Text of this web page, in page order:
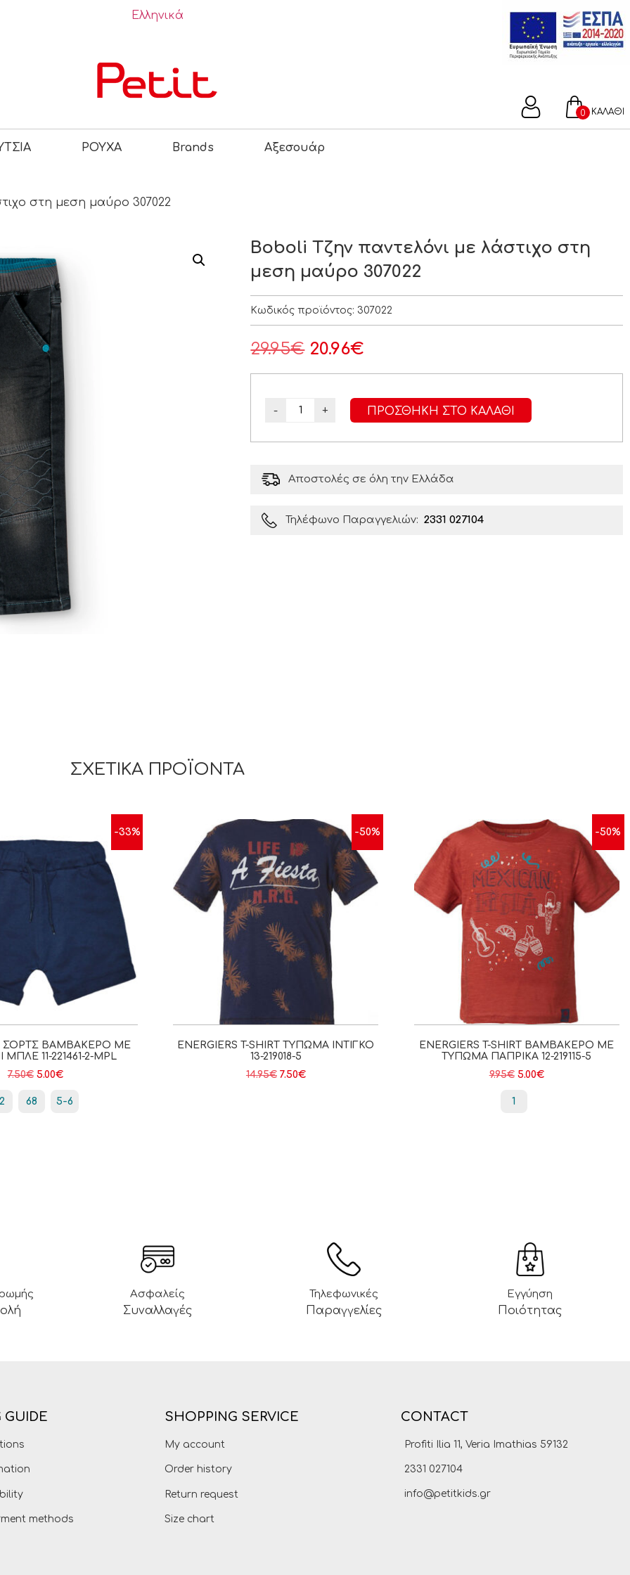
Ελληνικά
ΚΑΛΑΘΙ
0
ΡΟΥΧΑ Brands Αξεσουάρ
στη μεση μαύρο 307022
Boboli Τζην παντελόνι με λάστιχο στη
μεση μαύρο 307022
Κωδικός προϊόντος: 307022
29.95€ 20.96€
- + ΠΡΟΣΘΉΚΗ ΣΤΟ ΚΑΛΆΘΙ
Αποστολές σε όλη την Ελλάδα
Τηλέφωνο Παραγγελιών: 2331 027104
ΣΧΕΤΙΚΆ ΠΡΟΪΌΝΤΑ
-33%
ΣΟΡΤΣ ΒΑΜΒΑΚΕΡΌ ΜΕ
11-221461-2-MPL
7.50€ 5.00€
68 5-6
-50%
ENERGIERS T-SHIRT ΤΎΠΩΜΑ ΙΝΤΙΓΚΟ
13-219018-5
14.95€ 7.50€
-50%
ENERGIERS T-SHIRT ΒΑΜΒΑΚΕΡΌ ΜΕ
ΤΎΠΩΜΑ ΠΑΠΡΙΚΑ 12-219115-5
9.95€ 5.00€
1
Ασφαλείς
Συναλλαγές
Τηλεφωνικές
Παραγγελίες
Εγγύηση
Ποιότητας
GUIDE
methods
SHOPPING SERVICE
My account
Order history
Return request
Size chart
CONTACT
Profiti Ilia 11, Veria Imathias 59132
2331 027104
info@petitkids.gr